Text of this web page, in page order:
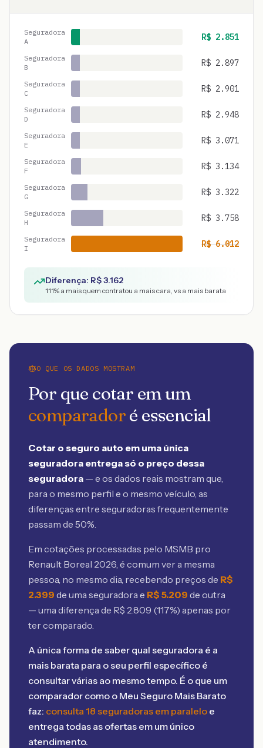
Seguradora
A
R$ 2.851
Seguradora
B
R$ 2.897
Seguradora
C
R$ 2.901
Seguradora
D
R$ 2.948
Seguradora
E
R$ 3.071
Seguradora
F
R$ 3.134
Seguradora
G
R$ 3.322
Seguradora
H
R$ 3.758
Seguradora
I
R$6.012
Diferença: R$3.162
111% a mais quem contratou a mais cara, vs a mais barata
O QUE OS DADOS MOSTRAM
Por que cotar em um
comparadoré essencial
Cotar o seguro auto em uma única
seguradora entrega só o preço dessa
seguradora — e os dados reais mostram que,
para o mesmo perfil e o mesmo veículo, as
diferenças entre seguradoras frequentemente
passam de 50%.
Em cotações processadas pelo MSMB pro
Renault Boreal 2026, é comum ver a mesma
pessoa, no mesmo dia, recebendo preços de R$
2.399 de uma seguradora e R$ 5.209 de outra
— uma diferença de R$ 2.809 (117%) apenas por
ter comparado.
A única forma de saber qual seguradora é a
mais barata para o seu perfil específico é
consultar várias ao mesmo tempo. É o que um
comparador como o Meu Seguro Mais Barato
faz: consulta 18 seguradoras em paralelo e
entrega todas as ofertas em um único
atendimento.